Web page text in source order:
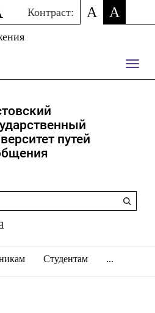
Контраст: A A
путей
Студентам ...